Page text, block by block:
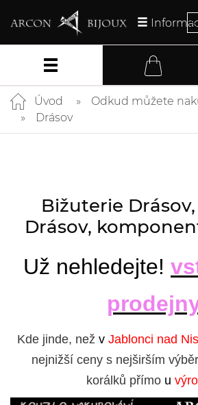
Úvod
Odkud můžete
Drásov
Bižuterie
Drásov,
Už nehledejte!
Kde jinde, než v Jablonci nad
nejnižší ceny s nejširším
korálků přímo u